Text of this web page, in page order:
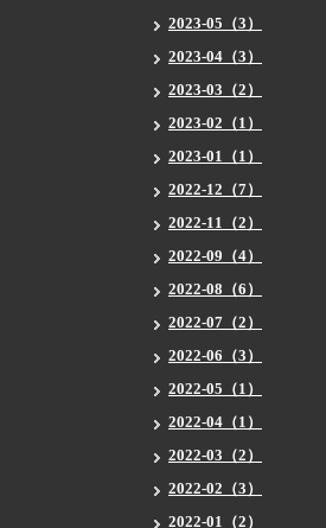
2023-05（3）
2023-04（3）
2023-03（2）
2023-02（1）
2023-01（1）
2022-12（7）
2022-11（2）
2022-09（4）
2022-08（6）
2022-07（2）
2022-06（3）
2022-05（1）
2022-04（1）
2022-03（2）
2022-02（3）
2022-01（2）